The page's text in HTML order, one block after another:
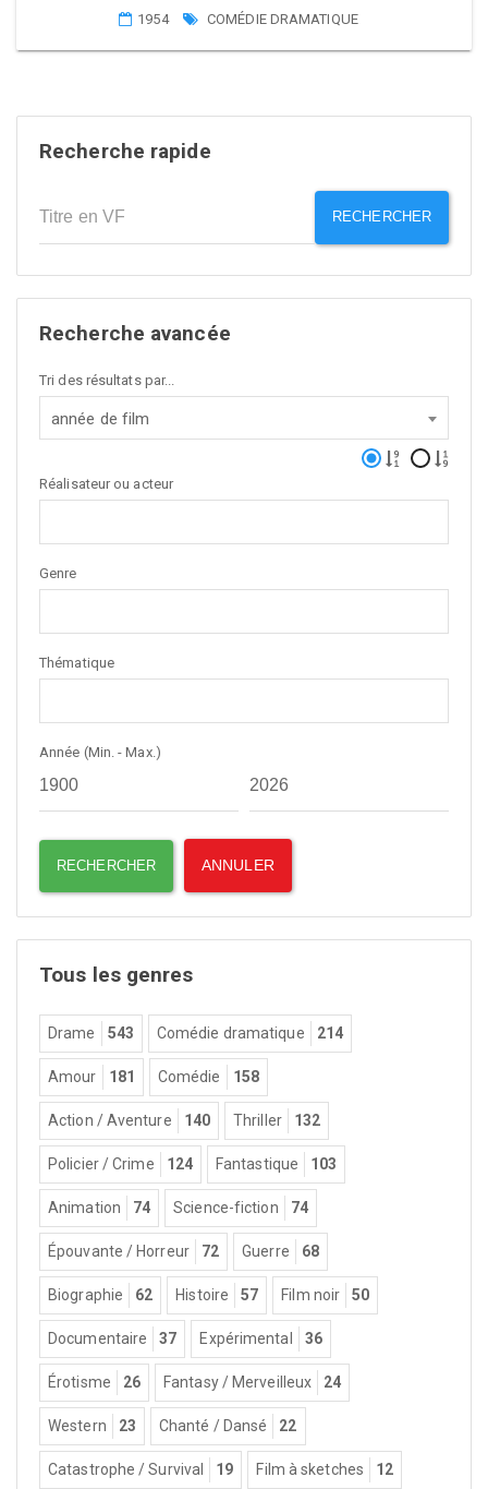
1954 COMÉDIE DRAMATIQUE
Recherche rapide
RECHERCHER
Recherche avancée
Tri des résultats par...
année de film
Réalisateur ou acteur
Genre
Thématique
Année (Min. - Max.)
Tous les genres
Drame 543 Comédie dramatique 214
Amour 181 Comédie 158
Action / Aventure 140 Thriller 132
Policier / Crime 124 Fantastique 103
Animation 74 Science-fiction 74
Épouvante / Horreur 72 Guerre 68
Biographie 62 Histoire 57 Film noir 50
Documentaire 37 Expérimental 36
Érotisme 26 Fantasy / Merveilleux 24
Western 23 Chanté / Dansé 22
Catastrophe / Survival 19 Film à sketches 12